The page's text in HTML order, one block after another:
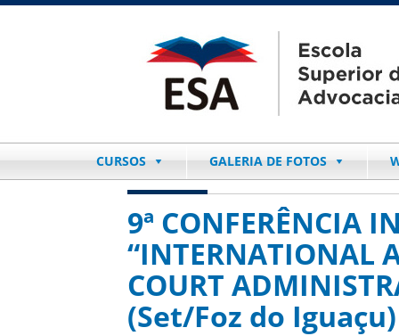
CURSOS GALERIA DE FOTOS
9ª CONFERÊNCIA
“INTERNATIONAL
COURT
(Set/Foz do Iguaçu)